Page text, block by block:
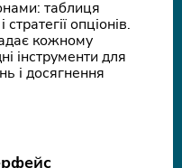
таблиця
опціонів.
кожному
інструменти для
і досягнення